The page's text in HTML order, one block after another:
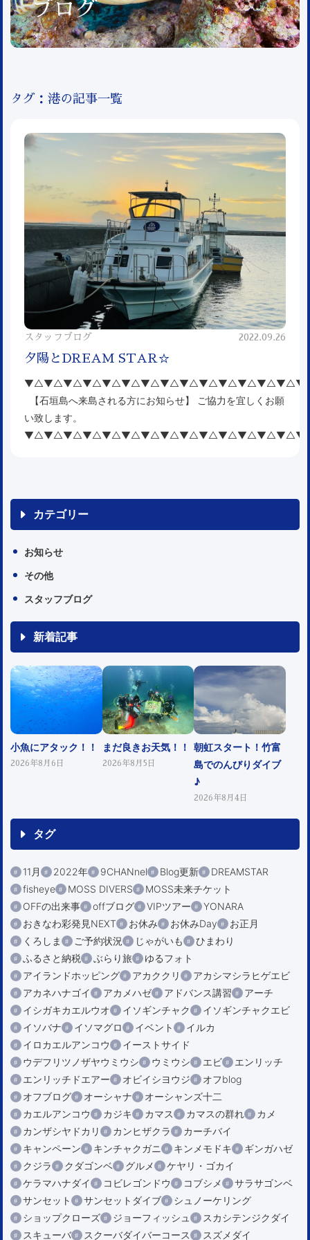
ブログ
タグ：港の記事一覧
スタッフブログ 2022.09.26
夕陽とDREAM STAR☆
【石垣島へ来島される方にお知らせ】 ご協力を宜しくお願
い致します。
カテゴリー
お知らせ
その他
スタッフブログ
新着記事
小魚にアタック！！
2026年8月6日
まだ良きお天気！！
2026年8月5日
朝虹スタート！竹富
島でのんびりダイブ
♪
2026年8月4日
タグ
11月 2022年 9CHANnel Blog更新
DREAMSTAR
fisheye
MOSS DIVERS
MOSS未来チケット
OFFの出来事
offブログ VIPツアー
YONARA
おきなわ彩発見NEXT
お休み お休みDay
お正月
くろしま
ご予約状況 じゃがいも
ひまわり
ふるさと納税
ぶらり旅
ゆるフォト
アイランドホッピング
アカククリ
アカシマシラヒゲエビ
アカネハナゴイ
アカメハゼ アドバンス講習
アーチ
イシガキカエルウオ
イソギンチャク
イソギンチャクエビ
イソバナ
イソマグロ イベント
イルカ
イロカエルアンコウ
イーストサイド
ウデフリツノザヤウミウシ
ウミウシ エビ
エンリッチ
エンリッチドエアー
オビイシヨウジ
オフblog
オフブログ
オーシャナ
オーシャンズ十二
カエルアンコウ
カジキ カマス カマスの群れ
カメ
カンザシヤドカリ
カンヒザクラ
カーチバイ
キャンペーン
キンチャクガニ キンメモドキ
ギンガハゼ
クジラ
クダゴンベ グルメ
ケヤリ・ゴカイ
ケラマハナダイ
コビレゴンドウ コブシメ
サラサゴンベ
サンセット
サンセットダイブ
シュノーケリング
ショップクローズ
ジョーフィッシュ
スカシテンジクダイ
スキューバ
スクーバダイバーコース スズメダイ